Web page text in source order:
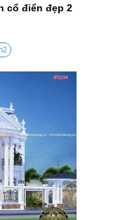
cổ điển đẹp 2